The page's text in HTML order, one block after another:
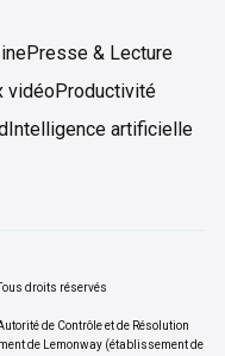
Presse & Lecture
vidéoProductivité
Intelligence artificielle
droits réservés
de Contrôle et de Résolution
de Lemonway (établissement de